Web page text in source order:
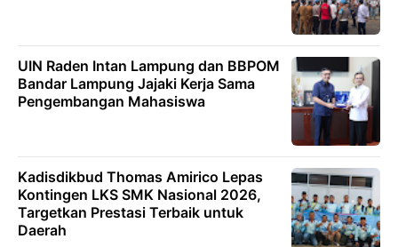
UIN Raden Intan Lampung dan BBPOM
Bandar Lampung Jajaki Kerja Sama
Pengembangan Mahasiswa
Kadisdikbud Thomas Amirico Lepas
Kontingen LKS SMK Nasional 2026,
Targetkan Prestasi Terbaik untuk
Daerah